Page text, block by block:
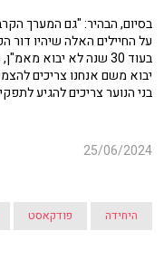
בסיום, הבהיר: "גם המערך
על החיילים האלה שיהיו
בעוד 30 שנה לא יבוא
יבוא משם אנחנו צריכים
בני הנוער צריכים להגיע
25/06/2024
היחידה פודקאסט